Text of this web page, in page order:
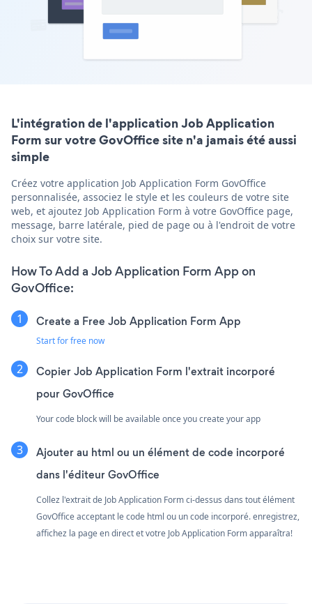
L'intégration de l'application Job Application
Form sur votre GovOffice site n'a jamais été aussi
simple
Créez votre application Job Application Form GovOffice
personnalisée, associez le style et les couleurs de votre site
web, et ajoutez Job Application Form à votre GovOffice page,
message, barre latérale, pied de page ou à l'endroit de votre
choix sur votre site.
How To Add a Job Application Form App on
GovOffice:
Create a Free Job Application Form App
Start for free now
Copier Job Application Form l'extrait incorporé
pour GovOffice
Your code block will be available once you create your app
Ajouter au html ou un élément de code incorporé
dans l'éditeur GovOffice
Collez l'extrait de Job Application Form ci-dessus dans tout élément
GovOffice acceptant le code html ou un code incorporé. enregistrez,
affichez la page en direct et votre Job Application Form apparaîtra!